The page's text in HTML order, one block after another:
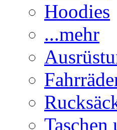
Hoodies
...mehr